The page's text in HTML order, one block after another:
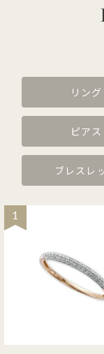
リング
ピアス
ブレスレ
1